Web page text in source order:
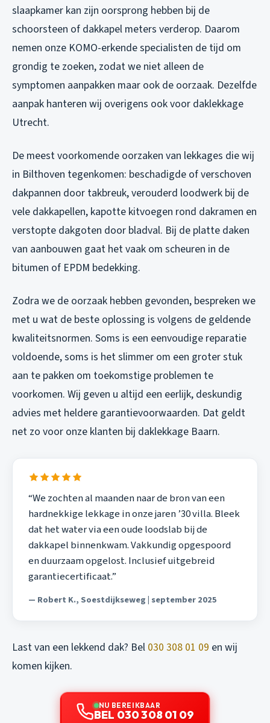
slaapkamer kan zijn oorsprong hebben bij de
schoorsteen of dakkapel meters verderop. Daarom
nemen onze KOMO-erkende specialisten de tijd om
grondig te zoeken, zodat we niet alleen de
symptomen aanpakken maar ook de oorzaak. Dezelfde
aanpak hanteren wij overigens ook voor daklekkage
Utrecht.
De meest voorkomende oorzaken van lekkages die wij
in Bilthoven tegenkomen: beschadigde of verschoven
dakpannen door takbreuk, verouderd loodwerk bij de
vele dakkapellen, kapotte kitvoegen rond dakramen en
verstopte dakgoten door bladval. Bij de platte daken
van aanbouwen gaat het vaak om scheuren in de
bitumen of EPDM bedekking.
Zodra we de oorzaak hebben gevonden, bespreken we
met u wat de beste oplossing is volgens de geldende
kwaliteitsnormen. Soms is een eenvoudige reparatie
voldoende, soms is het slimmer om een groter stuk
aan te pakken om toekomstige problemen te
voorkomen. Wij geven u altijd een eerlijk, deskundig
advies met heldere garantievoorwaarden. Dat geldt
net zo voor onze klanten bij daklekkage Baarn.
“We zochten al maanden naar de bron van een
hardnekkige lekkage in onze jaren ’30 villa. Bleek
dat het water via een oude loodslab bij de
dakkapel binnenkwam. Vakkundig opgespoord
en duurzaam opgelost. Inclusief uitgebreid
garantiecertificaat.”
— Robert K., Soestdijkseweg | september 2025
Last van een lekkend dak? Bel 030 308 01 09 en wij
komen kijken.
NU BEREIKBAAR
BEL 030 308 01 09